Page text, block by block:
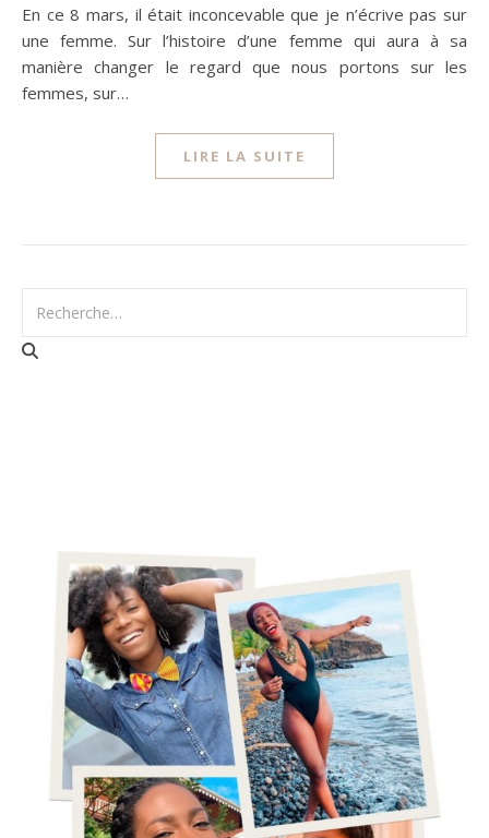
En ce 8 mars, il était inconcevable que je n’écrive pas sur
une femme. Sur l’histoire d’une femme qui aura à sa
manière changer le regard que nous portons sur les
femmes, sur…
LIRE LA SUITE